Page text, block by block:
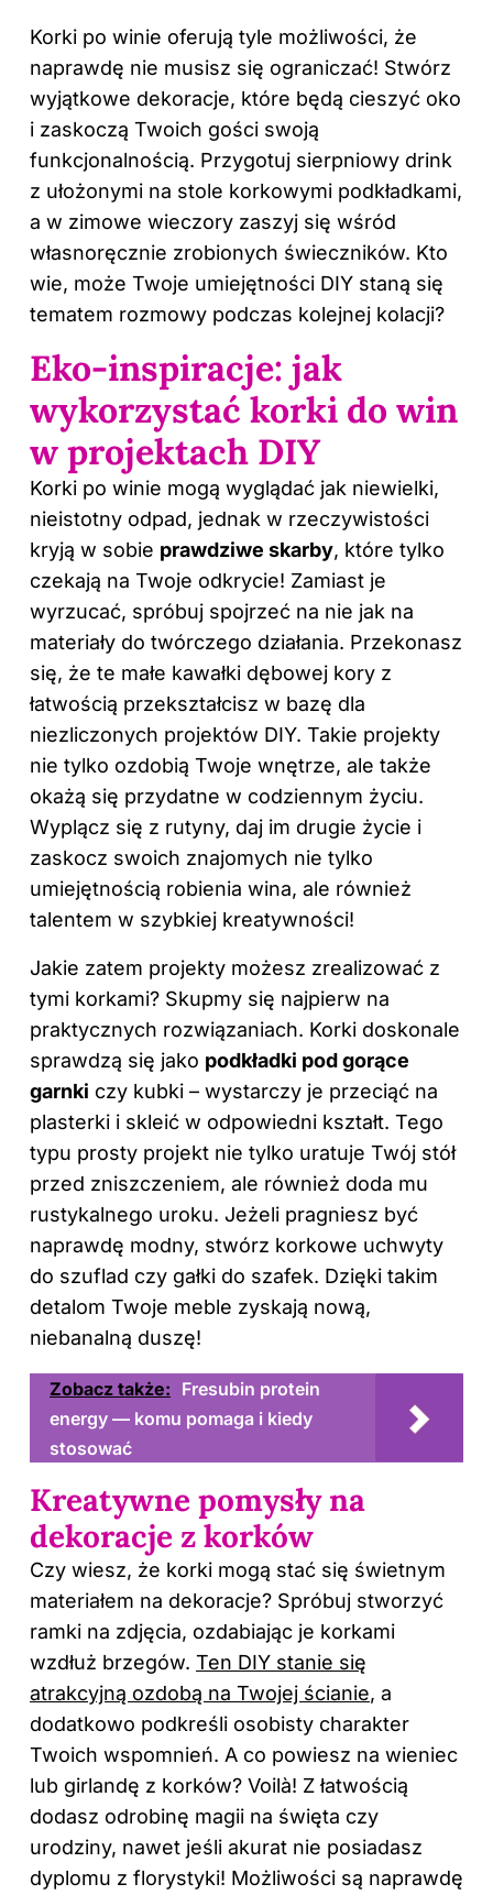
Korki po winie oferują tyle możliwości, że
naprawdę nie musisz się ograniczać! Stwórz
wyjątkowe dekoracje, które będą cieszyć oko
i zaskoczą Twoich gości swoją
funkcjonalnością. Przygotuj sierpniowy drink
z ułożonymi na stole korkowymi podkładkami,
a w zimowe wieczory zaszyj się wśród
własnoręcznie zrobionych świeczników. Kto
wie, może Twoje umiejętności DIY staną się
tematem rozmowy podczas kolejnej kolacji?
Eko-inspiracje: jak
wykorzystać korki do win
w projektach DIY
Korki po winie mogą wyglądać jak niewielki,
nieistotny odpad, jednak w rzeczywistości
kryją w sobie prawdziwe skarby, które tylko
czekają na Twoje odkrycie! Zamiast je
wyrzucać, spróbuj spojrzeć na nie jak na
materiały do twórczego działania. Przekonasz
się, że te małe kawałki dębowej kory z
łatwością przekształcisz w bazę dla
niezliczonych projektów DIY. Takie projekty
nie tylko ozdobią Twoje wnętrze, ale także
okażą się przydatne w codziennym życiu.
Wyplącz się z rutyny, daj im drugie życie i
zaskocz swoich znajomych nie tylko
umiejętnością robienia wina, ale również
talentem w szybkiej kreatywności!
Jakie zatem projekty możesz zrealizować z
tymi korkami? Skupmy się najpierw na
praktycznych rozwiązaniach. Korki doskonale
sprawdzą się jako podkładki pod gorące
garnki czy kubki – wystarczy je przeciąć na
plasterki i skleić w odpowiedni kształt. Tego
typu prosty projekt nie tylko uratuje Twój stół
przed zniszczeniem, ale również doda mu
rustykalnego uroku. Jeżeli pragniesz być
naprawdę modny, stwórz korkowe uchwyty
do szuflad czy gałki do szafek. Dzięki takim
detalom Twoje meble zyskają nową,
niebanalną duszę!
Zobacz także: Fresubin protein
energy — komu pomaga i kiedy
stosować
Kreatywne pomysły na
dekoracje z korków
Czy wiesz, że korki mogą stać się świetnym
materiałem na dekoracje? Spróbuj stworzyć
ramki na zdjęcia, ozdabiając je korkami
wzdłuż brzegów. Ten DIY stanie się
atrakcyjną ozdobą na Twojej ścianie, a
dodatkowo podkreśli osobisty charakter
Twoich wspomnień. A co powiesz na wieniec
lub girlandę z korków? Voilà! Z łatwością
dodasz odrobinę magii na święta czy
urodziny, nawet jeśli akurat nie posiadasz
dyplomu z florystyki! Możliwości są naprawdę